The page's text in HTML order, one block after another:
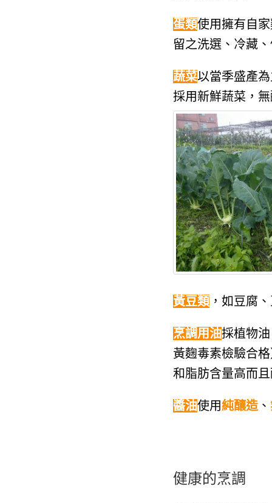
蛋類使用擁有自
留之洗選、冷藏
蔬菜以當季盛產
採用新鮮蔬菜，
黃豆類 ，如豆腐
烹調用油採植物
黃麴毒素檢驗合
和脂肪含量高而
醬油使用純釀造 、
健康的烹調